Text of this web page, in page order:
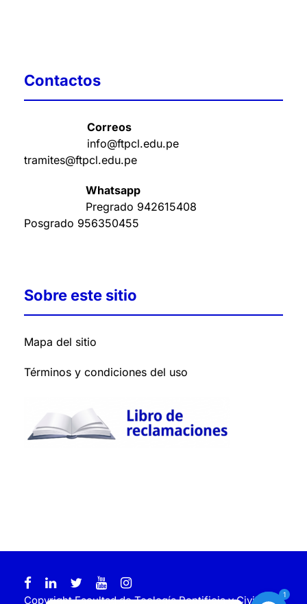
Contactos
Correos
info@ftpcl.edu.pe
tramites@ftpcl.edu.pe
Whatsapp
Pregrado 942615408
Posgrado 956350455
Sobre este sitio
Mapa del sitio
Términos y condiciones del uso
Copyright Facultad de Teología Pontificia y Civil de 1